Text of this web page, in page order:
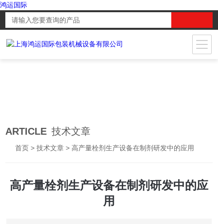
鸿运国际
ARTICLE 技术文章
首页 >技术文章 > 高产量栓剂生产设备在制剂研发中的应用
高产量栓剂生产设备在制剂研发中的应
用